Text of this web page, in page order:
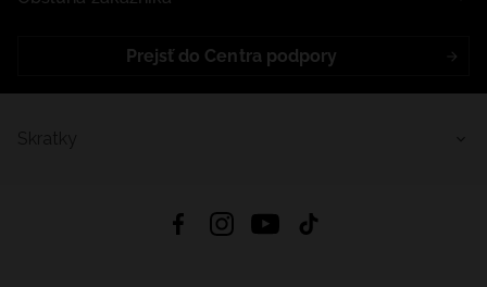
Prejsť do Centra podpory